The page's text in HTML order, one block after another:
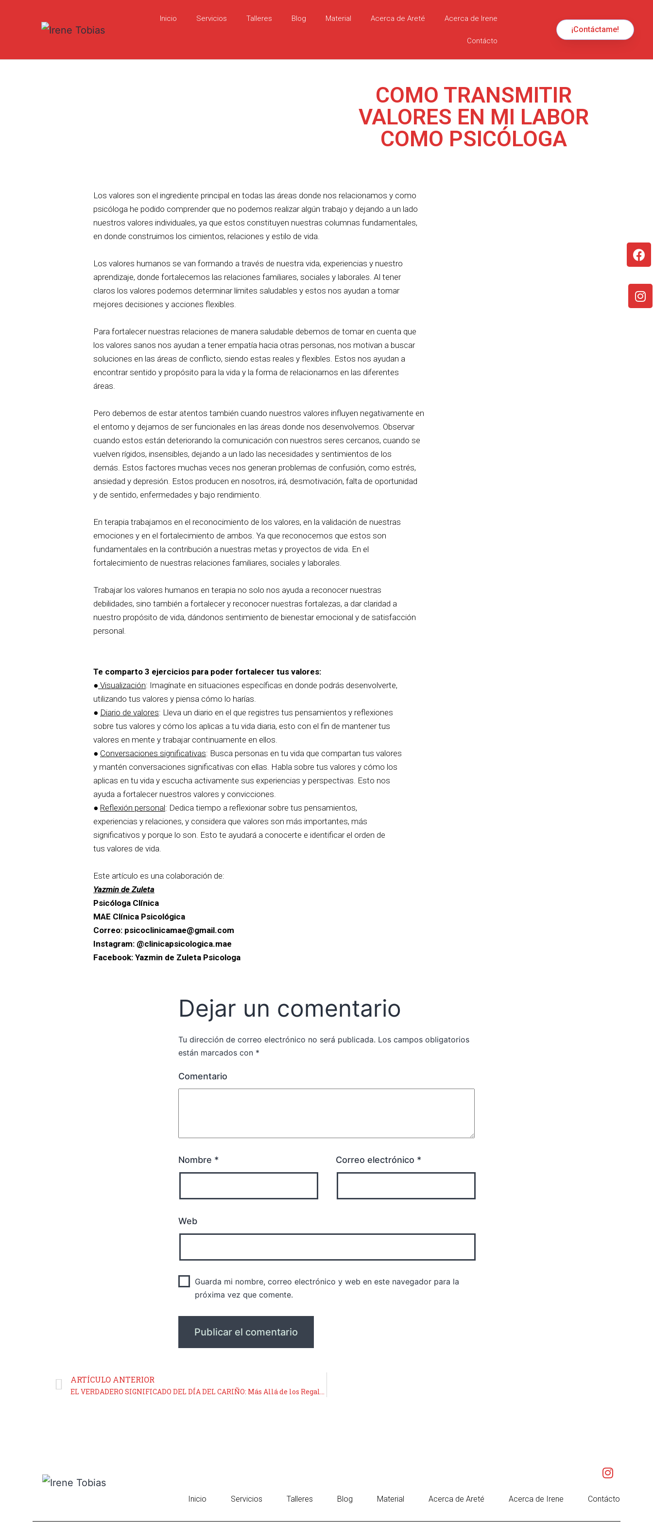
Inicio Servicios Talleres Blog Material Acerca de Areté Acerca de Irene
Contácto
¡Contáctame!
COMO TRANSMITIR
VALORES EN MI LABOR
COMO PSICÓLOGA
Los valores son el ingrediente principal en todas las áreas donde nos relacionamos y como
psicóloga he podido comprender que no podemos realizar algún trabajo y dejando a un lado
nuestros valores individuales, ya que estos constituyen nuestras columnas fundamentales,
en donde construimos los cimientos, relaciones y estilo de vida.
Los valores humanos se van formando a través de nuestra vida, experiencias y nuestro
aprendizaje, donde fortalecemos las relaciones familiares, sociales y laborales. Al tener
claros los valores podemos determinar límites saludables y estos nos ayudan a tomar
mejores decisiones y acciones flexibles.
Para fortalecer nuestras relaciones de manera saludable debemos de tomar en cuenta que
los valores sanos nos ayudan a tener empatía hacia otras personas, nos motivan a buscar
soluciones en las áreas de conflicto, siendo estas reales y flexibles. Estos nos ayudan a
encontrar sentido y propósito para la vida y la forma de relacionarnos en las diferentes
áreas.
Pero debemos de estar atentos también cuando nuestros valores influyen negativamente en
el entorno y dejamos de ser funcionales en las áreas donde nos desenvolvemos. Observar
cuando estos están deteriorando la comunicación con nuestros seres cercanos, cuando se
vuelven rígidos, insensibles, dejando a un lado las necesidades y sentimientos de los
demás. Estos factores muchas veces nos generan problemas de confusión, como estrés,
ansiedad y depresión. Estos producen en nosotros, irá, desmotivación, falta de oportunidad
y de sentido, enfermedades y bajo rendimiento.
En terapia trabajamos en el reconocimiento de los valores, en la validación de nuestras
emociones y en el fortalecimiento de ambos. Ya que reconocemos que estos son
fundamentales en la contribución a nuestras metas y proyectos de vida. En el
fortalecimiento de nuestras relaciones familiares, sociales y laborales.
Trabajar los valores humanos en terapia no solo nos ayuda a reconocer nuestras
debilidades, sino también a fortalecer y reconocer nuestras fortalezas, a dar claridad a
nuestro propósito de vida, dándonos sentimiento de bienestar emocional y de satisfacción
personal.
Te comparto 3 ejercicios para poder fortalecer tus valores:
● Visualización: Imagínate en situaciones específicas en donde podrás desenvolverte,
utilizando tus valores y piensa cómo lo harías.
● Diario de valores: Lleva un diario en el que registres tus pensamientos y reflexiones
sobre tus valores y cómo los aplicas a tu vida diaria, esto con el fin de mantener tus
valores en mente y trabajar continuamente en ellos.
● Conversaciones significativas: Busca personas en tu vida que compartan tus valores
y mantén conversaciones significativas con ellas. Habla sobre tus valores y cómo los
aplicas en tu vida y escucha activamente sus experiencias y perspectivas. Esto nos
ayuda a fortalecer nuestros valores y convicciones.
● Reflexión personal: Dedica tiempo a reflexionar sobre tus pensamientos,
experiencias y relaciones, y considera que valores son más importantes, más
significativos y porque lo son. Esto te ayudará a conocerte e identificar el orden de
tus valores de vida.
Este artículo es una colaboración de:
Yazmin de Zuleta
Psicóloga Clínica
MAE Clínica Psicológica
Correo: psicoclinicamae@gmail.com
Instagram: @clinicapsicologica.mae
Facebook: Yazmin de Zuleta Psicologa
Dejar un comentario
Tu dirección de correo electrónico no será publicada. Los campos obligatorios
están marcados con *
Comentario
Nombre * Correo electrónico *
Web
Guarda mi nombre, correo electrónico y web en este navegador para la
próxima vez que comente.
ARTÍCULO ANTERIOR
EL VERDADERO SIGNIFICADO DEL DÍA DEL CARIÑO: Más Allá de los Regalos, un Compromiso con los Valores Humanos
Inicio Servicios Talleres Blog Material Acerca de Areté Acerca de Irene Contácto